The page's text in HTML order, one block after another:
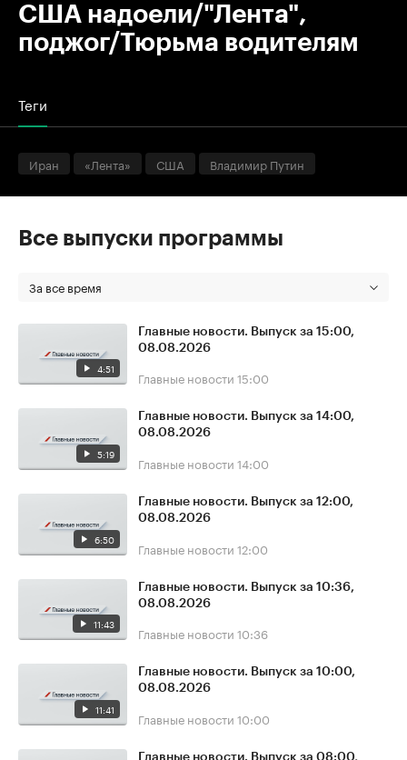
США надоели/"Лента",
поджог/Тюрьма водителям
Теги
Иран «Лента» США Владимир Путин
Все выпуски программы
За все время
4:51
Главные новости. Выпуск за 15:00,
08.08.2026
Главные новости 15:00
5:19
Главные новости. Выпуск за 14:00,
08.08.2026
Главные новости 14:00
6:50
Главные новости. Выпуск за 12:00,
08.08.2026
Главные новости 12:00
11:43
Главные новости. Выпуск за 10:36,
08.08.2026
Главные новости 10:36
11:41
Главные новости. Выпуск за 10:00,
08.08.2026
Главные новости 10:00
Главные новости. Выпуск за 08:00,